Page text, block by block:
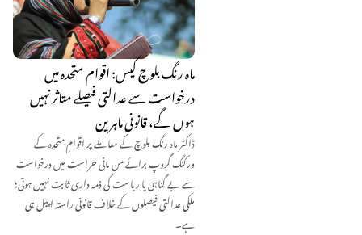
ماہ رنگ بلوچ کیس: اقوام متحدہ میں
درخواست سے عدالتی فیصلے متاثر نہیں
ہوں گے، قانونی ماہرین
ڈاکٹر ماہ رنگ بلوچ کے معاملے پر اقوامِ متحدہ کے
ورکنگ گروپ برائے من مانی حراست میں درخواست
سے بے گناہی یا ریاست کی ذمہ داری ثابت نہیں ہوتی؛
ملکی عدالتی فیصلوں کے خلاف قانونی راستہ اپیل ہی
ہے۔